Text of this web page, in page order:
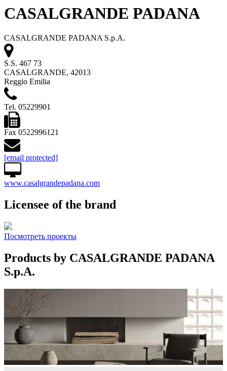
CASALGRANDE PADANA
CASALGRANDE PADANA S.p.A.
S.S. 467 73
CASALGRANDE, 42013
Reggio Emilia
Tel. 05229901
Fax 0522996121
[email protected]
www.casalgrandepadana.com
Licensee of the brand
Посмотреть проекты
Products by CASALGRANDE PADANA
S.p.A.